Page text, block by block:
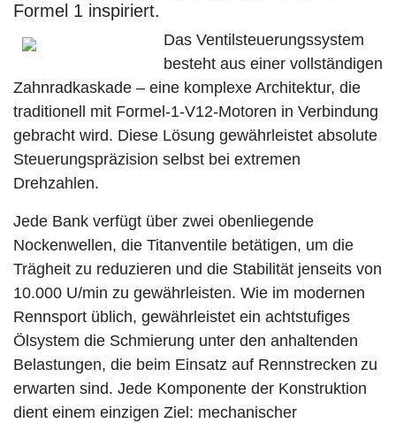
Formel 1 inspiriert.
Das Ventilsteuerungssystem
besteht aus einer vollständigen
Zahnradkaskade – eine komplexe Architektur, die
traditionell mit Formel-1-V12-Motoren in Verbindung
gebracht wird. Diese Lösung gewährleistet absolute
Steuerungspräzision selbst bei extremen
Drehzahlen.
Jede Bank verfügt über zwei obenliegende
Nockenwellen, die Titanventile betätigen, um die
Trägheit zu reduzieren und die Stabilität jenseits von
10.000 U/min zu gewährleisten. Wie im modernen
Rennsport üblich, gewährleistet ein achtstufiges
Ölsystem die Schmierung unter den anhaltenden
Belastungen, die beim Einsatz auf Rennstrecken zu
erwarten sind. Jede Komponente der Konstruktion
dient einem einzigen Ziel: mechanischer